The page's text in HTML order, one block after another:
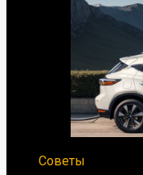
Советы